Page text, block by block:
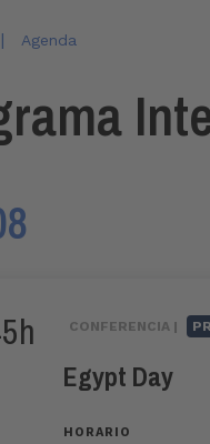
| Agenda
CONFERENCIA |
Egypt Day
HORARIO